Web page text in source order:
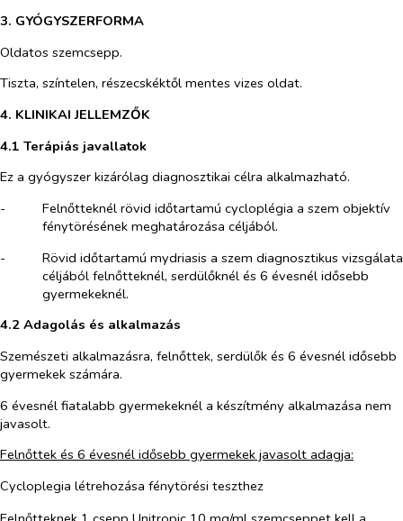
3. GYÓGYSZERFORMA
Oldatos szemcsepp.
Tiszta, színtelen, részecskéktől mentes vizes oldat.
4. KLINIKAI JELLEMZŐK
4.1 Terápiás javallatok
Ez a gyógyszer kizárólag diagnosztikai célra alkalmazható.
-​
Felnőtteknél rövid időtartamú cycloplégia a szem objektív
fénytörésének meghatározása céljából.
-​
Rövid időtartamú mydriasis a szem diagnosztikus vizsgálata
céljából felnőtteknél, serdülőknél és 6 évesnél idősebb
gyermekeknél.
4.2 Adagolás és alkalmazás
Szemészeti alkalmazásra, felnőttek, serdülők és 6 évesnél idősebb
gyermekek számára.
6 évesnél fiatalabb gyermekeknél a készítmény alkalmazása nem
javasolt.
Felnőttek és 6 évesnél idősebb gyermekek javasolt adagja:
Cycloplegia létrehozása fénytörési teszthez